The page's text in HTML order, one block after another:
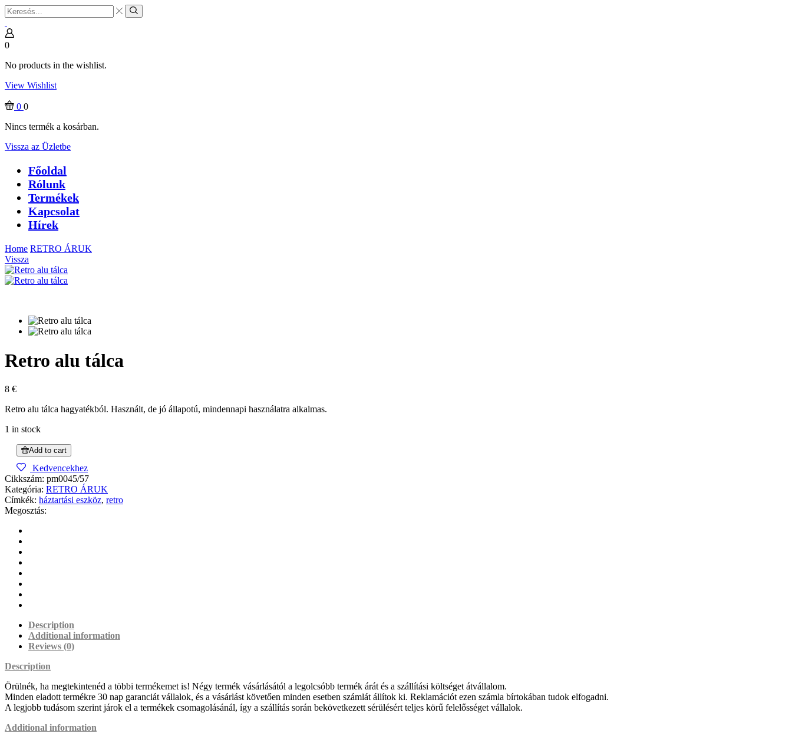
Search
input
Search
0
No products in the wishlist.
View Wishlist
0 0
Nincs termék a kosárban.
Vissza az Üzletbe
Főoldal
Rólunk
Termékek
Kapcsolat
Hírek
Home RETRO ÁRUK
Vissza
Retro alu tálca
8 €
Retro alu tálca hagyatékból. Használt, de jó állapotú, mindennapi használatra alkalmas.
1 in stock
Add to cart
Kedvencekhez
Cikkszám: pm0045/57
Kategória: RETRO ÁRUK
Címkék: háztartási eszköz, retro
Megosztás:
Description
Additional information
Reviews (0)
Description
Örülnék, ha megtekintenéd a többi termékemet is! Négy termék vásárlásától a legolcsóbb termék árát és a szállítási költséget átvállalom.
Minden eladott termékre 30 nap garanciát vállalok, és a vásárlást követően minden esetben számlát állítok ki. Reklamációt ezen számla bírtokában tudok elfogadni.
A legjobb tudásom szerint járok el a termékek csomagolásánál, így a szállítás során bekövetkezett sérülésért teljes körű felelősséget vállalok.
Additional information